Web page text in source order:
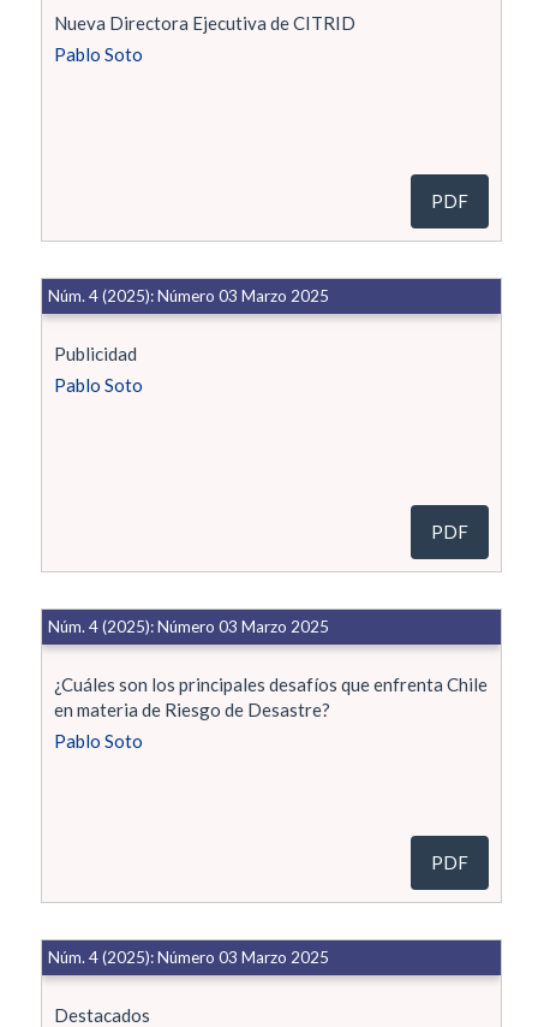
Nueva Directora Ejecutiva de CITRID
Pablo Soto
PDF
Publicidad
Pablo Soto
Núm. 4 (2025): Número 03 Marzo 2025
PDF
¿Cuáles son los principales desafíos que enfrenta Chile
en materia de Riesgo de Desastre?
Pablo Soto
Núm. 4 (2025): Número 03 Marzo 2025
PDF
Destacados
Núm. 4 (2025): Número 03 Marzo 2025